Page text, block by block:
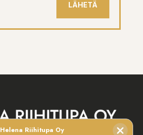
LÄHETÄ
Helena Riihitupa Oy